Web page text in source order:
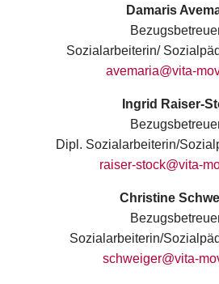
Damaris
Sozialarbeiterin/
avemaria@vita-
Ingrid Raiser-
Dipl. Sozialarbeiterin/
raiser-stock@vita-
Christine
Sozialarbeiterin/
schweiger@vita-